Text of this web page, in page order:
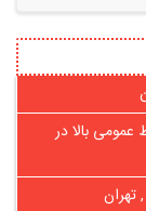
بالا در